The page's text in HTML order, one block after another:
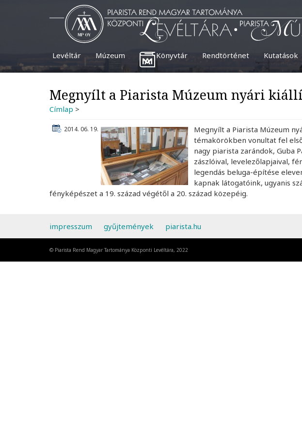
Levéltár Múzeum Könyvtár Rendtörténet Kutatások
Megnyílt a Piarista Múzeum nyári
Címlap >
2014. 06. 19.
Megnyílt a Piarista Múzeum
témakörökben vonultat fel
nagy piarista zarándok, Guba
zászlóival, levelezőlapjaival,
legendás beluga-építése
kapnak látogatóink, ugyanis
fényképészet a 19. század végétől a 20. század közepéig.
impresszum gyűjtemények piarista.hu
© Piarista Rend Magyar Tartománya Központi Levéltára, 2022